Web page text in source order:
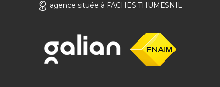
agence située à FACHES THUMESNIL